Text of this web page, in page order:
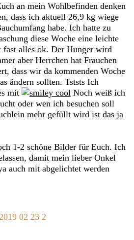
an mein Wohlbefinden denken
dass ich aktuell 26,9 kg wiege
habe. Ich hatte zu
diese Woche eine leichte
fast alles ok. Der Hunger wird
aber Herrchen hat Frauchen
dass wir da kommenden Woche
ändern sollten. Tststs Ich
mit
Noch weiß ich
oder wen ich besuchen soll
mehr gefüllt wird ist das ja
1-2 schöne Bilder für Euch. Ich
damit mein lieber Onkel
auch mit abgelichtet werden